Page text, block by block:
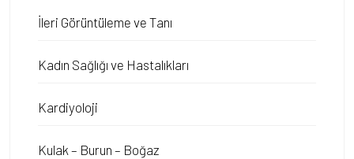
İleri Görüntüleme ve Tanı
Kadın Sağlığı ve Hastalıkları
Kardiyoloji
Kulak – Burun – Boğaz